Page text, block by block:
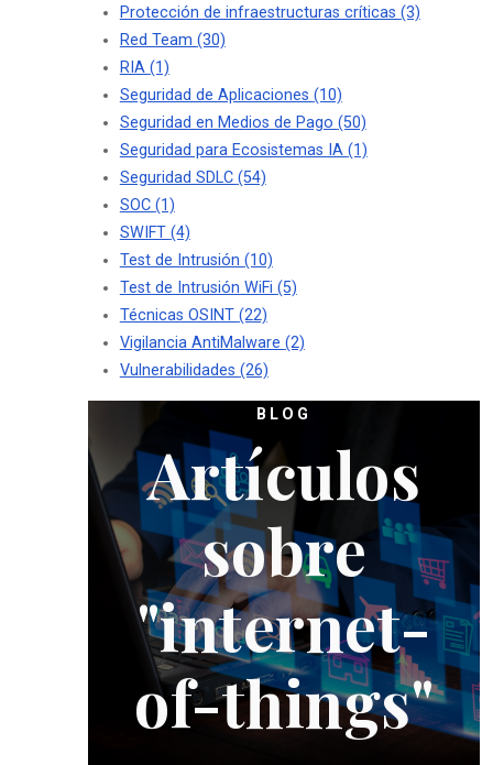
Protección de infraestructuras críticas (3)
Red Team (30)
RIA (1)
Seguridad de Aplicaciones (10)
Seguridad en Medios de Pago (50)
Seguridad para Ecosistemas IA (1)
Seguridad SDLC (54)
SOC (1)
SWIFT (4)
Test de Intrusión (10)
Test de Intrusión WiFi (5)
Técnicas OSINT (22)
Vigilancia AntiMalware (2)
Vulnerabilidades (26)
BLOG
Artículos
sobre
"internet-
of-things"